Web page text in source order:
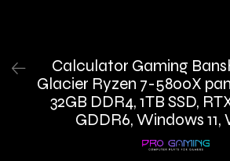
Calculator Gaming
Glacier Ryzen 7-5800X
32GB DDR4, 1TB SSD,
GDDR6, Windows 11,